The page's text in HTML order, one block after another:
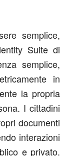
semplice,
Suite di
semplice,
in
la propria
I cittadini
documenti
interazioni
e privato.